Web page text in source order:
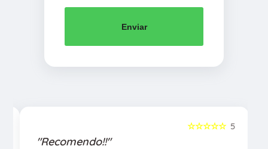
Enviar
5
☆☆☆☆☆
"Recomendo!!"